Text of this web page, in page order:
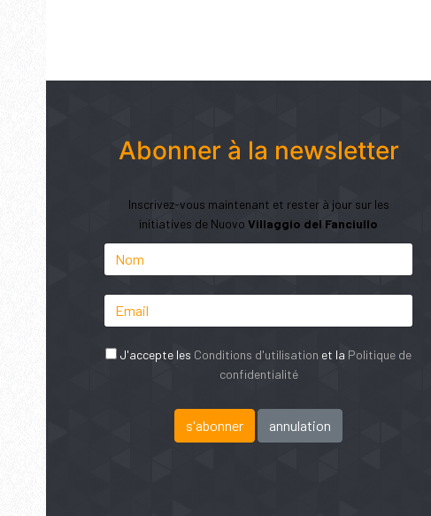
Abonner à la newsletter
Inscrivez-vous maintenant et rester à jour sur les
initiatives de Nuovo Villaggio del Fanciullo
J'accepte les Conditions d'utilisation et la Politique de
confidentialité